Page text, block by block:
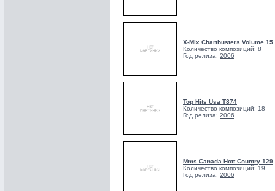
X-Mix Chartbusters Volume 15
Количество композиций: 8
Год релиза: 2006
Top Hits Usa T874
Количество композиций: 18
Год релиза: 2006
Mms Canada Hott Country 129
Количество композиций: 19
Год релиза: 2006